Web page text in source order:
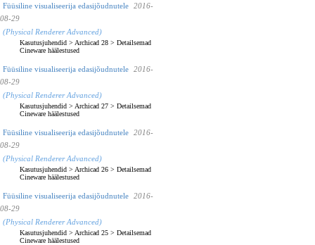
Füüsiline visualiseerija edasijõudnutele
2016-
08-29
(Physical Renderer Advanced)
Kasutusjuhendid > Archicad 28 > Detailsemad
Cineware häälestused
Füüsiline visualiseerija edasijõudnutele
2016-
08-29
(Physical Renderer Advanced)
Kasutusjuhendid > Archicad 27 > Detailsemad
Cineware häälestused
Füüsiline visualiseerija edasijõudnutele
2016-
08-29
(Physical Renderer Advanced)
Kasutusjuhendid > Archicad 26 > Detailsemad
Cineware häälestused
Füüsiline visualiseerija edasijõudnutele
2016-
08-29
(Physical Renderer Advanced)
Kasutusjuhendid > Archicad 25 > Detailsemad
Cineware häälestused